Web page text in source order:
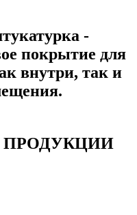
-
покрытие для
внутри, так и